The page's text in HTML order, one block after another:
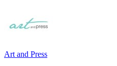
Art and Press